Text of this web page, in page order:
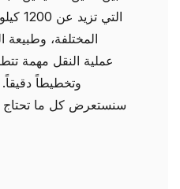
التي
المختلفة،
عملية النقل مهمة
وتخطيطاً
سنستعرض كل ما